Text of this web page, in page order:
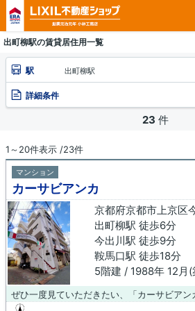
出町柳駅の賃貸居住用一覧
駅 出町柳駅
詳細条件
23 件
1～20件表示 /23件
マンション
カーサビアンカ
出町柳駅 徒歩6分
今出川駅 徒歩9分
鞍馬口駅 徒歩18分
5階建 / 1988年 12月